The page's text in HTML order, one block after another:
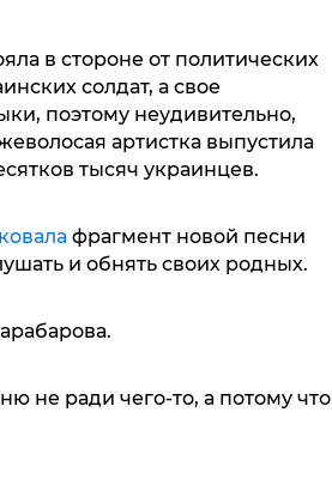
в стороне от политических
солдат, а свое
поэтому неудивительно,
артистка выпустила
тысяч украинцев.
фрагмент новой песни
и обнять своих родных.
не ради чего-то, а потому что